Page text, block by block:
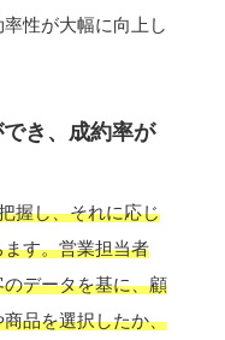
性が大幅に向上し
き、成約率が
握し、それに応じ
す。営業担当者
データを基に、顧
品を選択したか、